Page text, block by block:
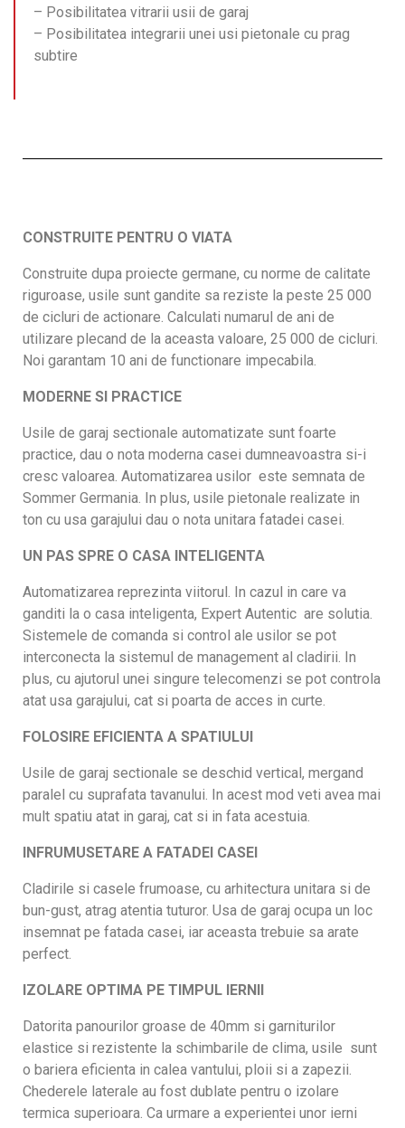
– Posibilitatea vitrarii usii de garaj
– Posibilitatea integrarii unei usi pietonale cu prag
subtire
CONSTRUITE PENTRU O VIATA
Construite dupa proiecte germane, cu norme de calitate
riguroase, usile sunt gandite sa reziste la peste 25 000
de cicluri de actionare. Calculati numarul de ani de
utilizare plecand de la aceasta valoare, 25 000 de cicluri.
Noi garantam 10 ani de functionare impecabila.
MODERNE SI PRACTICE
Usile de garaj sectionale automatizate sunt foarte
practice, dau o nota moderna casei dumneavoastra si-i
cresc valoarea. Automatizarea usilor este semnata de
Sommer Germania. In plus, usile pietonale realizate in
ton cu usa garajului dau o nota unitara fatadei casei.
UN PAS SPRE O CASA INTELIGENTA
Automatizarea reprezinta viitorul. In cazul in care va
ganditi la o casa inteligenta, Expert Autentic are solutia.
Sistemele de comanda si control ale usilor se pot
interconecta la sistemul de management al cladirii. In
plus, cu ajutorul unei singure telecomenzi se pot controla
atat usa garajului, cat si poarta de acces in curte.
FOLOSIRE EFICIENTA A SPATIULUI
Usile de garaj sectionale se deschid vertical, mergand
paralel cu suprafata tavanului. In acest mod veti avea mai
mult spatiu atat in garaj, cat si in fata acestuia.
INFRUMUSETARE A FATADEI CASEI
Cladirile si casele frumoase, cu arhitectura unitara si de
bun-gust, atrag atentia tuturor. Usa de garaj ocupa un loc
insemnat pe fatada casei, iar aceasta trebuie sa arate
perfect.
IZOLARE OPTIMA PE TIMPUL IERNII
Datorita panourilor groase de 40mm si garniturilor
elastice si rezistente la schimbarile de clima, usile sunt
o bariera eficienta in calea vantului, ploii si a zapezii.
Chederele laterale au fost dublate pentru o izolare
termica superioara. Ca urmare a experientei unor ierni